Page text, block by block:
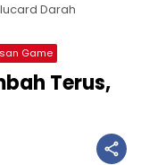
Darah
Game
Terus,